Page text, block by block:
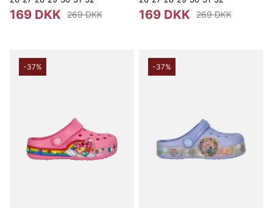
169 DKK 269 DKK 169 DKK 269 DKK
-37% -37%